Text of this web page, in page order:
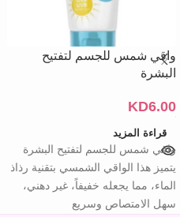
واقي شمس للجسم لتفتيح
البشرة
KD6.00
قراءة المزيد
واقي شمس للجسم لتفتيح البشرة
يتميز هذا الواقي الشمسي بتقنية رذاذ
الماء، مما يجعله خفيفاً، غير دهني،
سهل الامتصاص وسريع